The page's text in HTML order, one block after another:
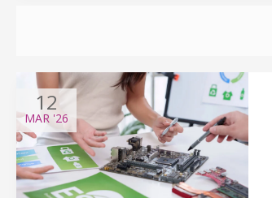
12
MAR '26